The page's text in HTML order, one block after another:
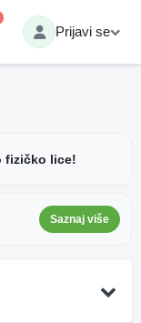
Prijavi se
fizičko lice!
Saznaj više